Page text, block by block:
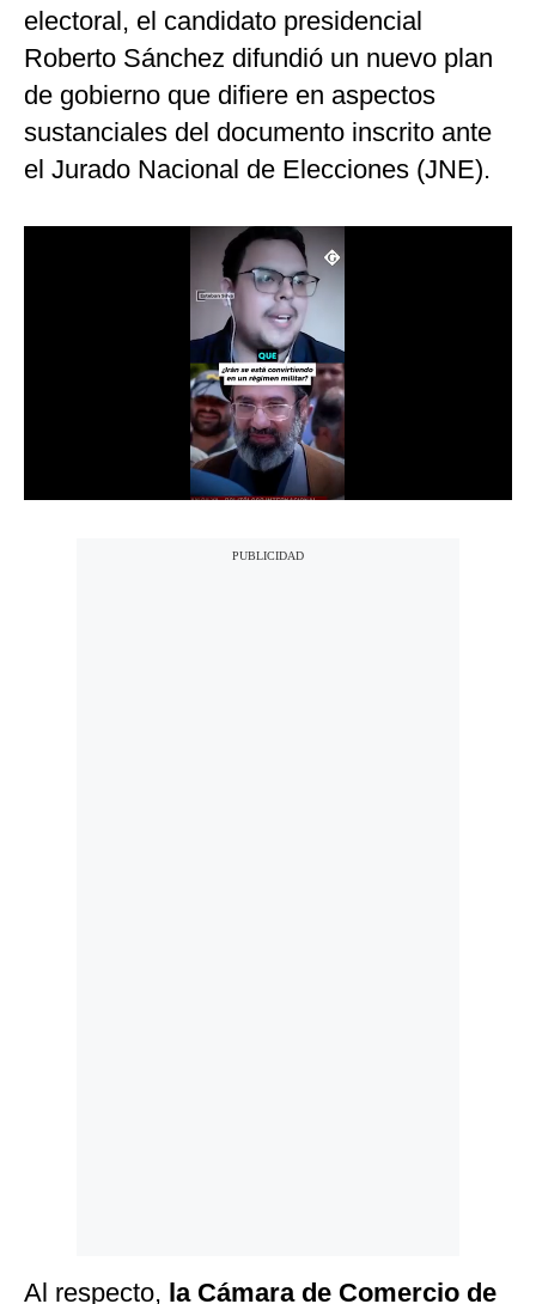
España
Tecnología
Club del Suscriptor
Mix
electoral, el candidato presidencial
Roberto Sánchez difundió un nuevo plan
de gobierno que difiere en aspectos
sustanciales del documento inscrito ante
el Jurado Nacional de Elecciones (JNE).
Al respecto, la Cámara de Comercio de